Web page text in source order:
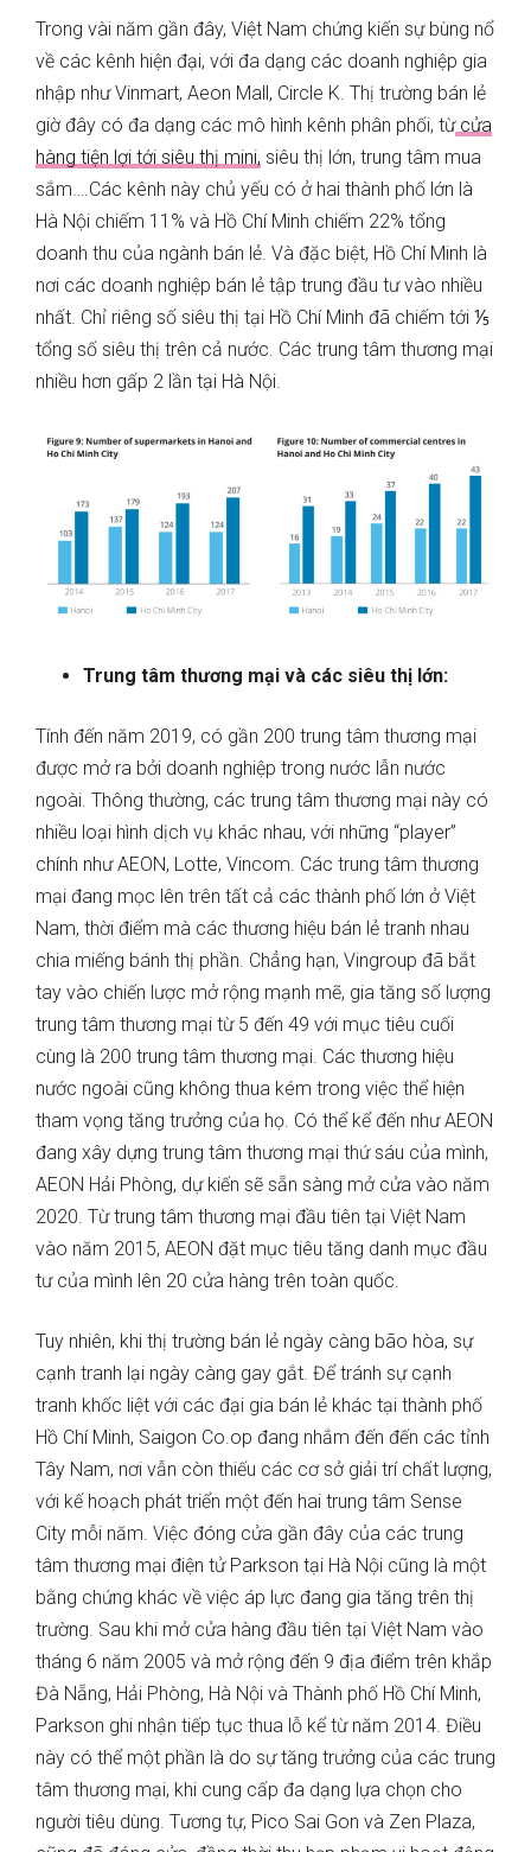
Trong vài năm gần đây, Việt Nam chứng kiến sự bùng nổ
về các kênh hiện đại, với đa dạng các doanh nghiệp gia
nhập như Vinmart, Aeon Mall, Circle K. Thị trường bán lẻ
giờ đây có đa dạng các mô hình kênh phân phối, từcửa
hàng tiện lợi tới siêu thị mini, siêu thị lớn, trung tâm mua
sắm….Các kênh này chủ yếu có ở hai thành phố lớn là
Hà Nội chiếm 11% và Hồ Chí Minh chiếm 22% tổng
doanh thu của ngành bán lẻ. Và đặc biệt, Hồ Chí Minh là
nơi các doanh nghiệp bán lẻ tập trung đầu tư vào nhiều
nhất. Chỉ riêng số siêu thị tại Hồ Chí Minh đã chiếm tới ⅕
tổng số siêu thị trên cả nước. Các trung tâm thương mại
nhiều hơn gấp 2 lần tại Hà Nội.
Trung tâm thương mại và các siêu thị lớn:
Tính đến năm 2019, có gần 200 trung tâm thương mại
được mở ra bởi doanh nghiệp trong nước lẫn nước
ngoài. Thông thường, các trung tâm thương mại này có
nhiều loại hình dịch vụ khác nhau, với những “player”
chính như AEON, Lotte, Vincom. Các trung tâm thương
mại đang mọc lên trên tất cả các thành phố lớn ở Việt
Nam, thời điểm mà các thương hiệu bán lẻ tranh nhau
chia miếng bánh thị phần. Chẳng hạn, Vingroup đã bắt
tay vào chiến lược mở rộng mạnh mẽ, gia tăng số lượng
trung tâm thương mại từ 5 đến 49 với mục tiêu cuối
cùng là 200 trung tâm thương mại. Các thương hiệu
nước ngoài cũng không thua kém trong việc thể hiện
tham vọng tăng trưởng của họ. Có thể kể đến như AEON
đang xây dựng trung tâm thương mại thứ sáu của mình,
AEON Hải Phòng, dự kiến ​​sẽ sẵn sàng mở cửa vào năm
2020. Từ trung tâm thương mại đầu tiên tại Việt Nam
vào năm 2015, AEON đặt mục tiêu tăng danh mục đầu
tư của mình lên 20 cửa hàng trên toàn quốc.
Tuy nhiên, khi thị trường bán lẻ ngày càng bão hòa, sự
cạnh tranh lại ngày càng gay gắt. Để tránh sự cạnh
tranh khốc liệt với các đại gia bán lẻ khác tại thành phố
Hồ Chí Minh, Saigon Co.op đang nhắm đến đến các tỉnh
Tây Nam, nơi vẫn còn thiếu các cơ sở giải trí chất lượng,
với kế hoạch phát triển một đến hai trung tâm Sense
City mỗi năm. Việc đóng cửa gần đây của các trung
tâm thương mại điện tử Parkson tại Hà Nội cũng là một
bằng chứng khác về việc áp lực đang gia tăng trên thị
trường. Sau khi mở cửa hàng đầu tiên tại Việt Nam vào
tháng 6 năm 2005 và mở rộng đến 9 địa điểm trên khắp
Đà Nẵng, Hải Phòng, Hà Nội và Thành phố Hồ Chí Minh,
Parkson ghi nhận tiếp tục thua lỗ kể từ năm 2014. Điều
này có thể một phần là do sự tăng trưởng của các trung
tâm thương mại, khi cung cấp đa dạng lựa chọn cho
người tiêu dùng. Tương tự, Pico Sai Gon và Zen Plaza,